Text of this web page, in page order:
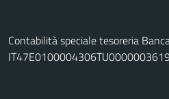
Contabilità speciale tesoreria